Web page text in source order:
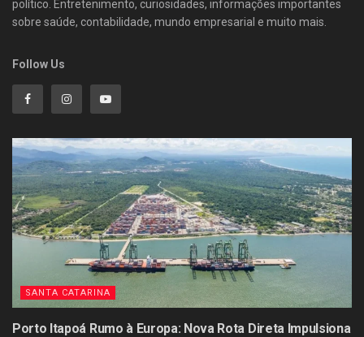
político. Entretenimento, curiosidades, informações importantes
sobre saúde, contabilidade, mundo empresarial e muito mais.
Follow Us
SANTA CATARINA
Porto Itapoá Rumo à Europa: Nova Rota Direta Impulsiona